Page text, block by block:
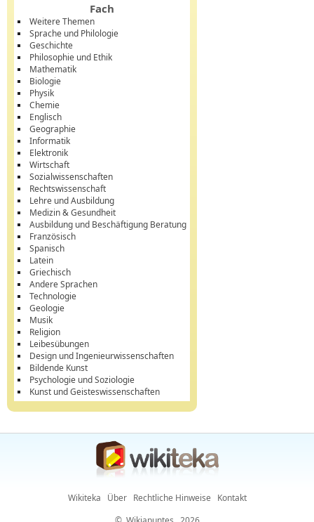
Fach
Weitere Themen
Sprache und Philologie
Geschichte
Philosophie und Ethik
Mathematik
Biologie
Physik
Chemie
Englisch
Geographie
Informatik
Elektronik
Wirtschaft
Sozialwissenschaften
Rechtswissenschaft
Lehre und Ausbildung
Medizin & Gesundheit
Ausbildung und Beschäftigung Beratung
Französisch
Spanisch
Latein
Griechisch
Andere Sprachen
Technologie
Geologie
Musik
Religion
Leibesübungen
Design und Ingenieurwissenschaften
Bildende Kunst
Psychologie und Soziologie
Kunst und Geisteswissenschaften
Wikiteka Über Rechtliche Hinweise
Kontakt